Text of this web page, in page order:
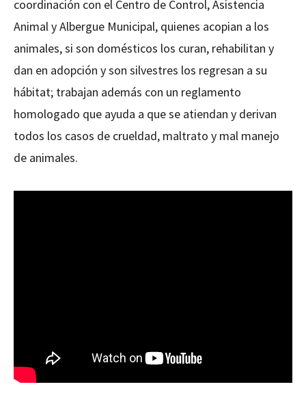
coordinación con el Centro de Control, Asistencia
Animal y Albergue Municipal, quienes acopian a los
animales, si son domésticos los curan, rehabilitan y
dan en adopción y son silvestres los regresan a su
hábitat; trabajan además con un reglamento
homologado que ayuda a que se atiendan y derivan
todos los casos de crueldad, maltrato y mal manejo
de animales.